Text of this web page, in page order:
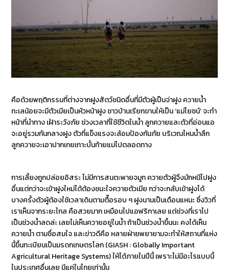
คือด้วยพฤติกรรมที่ต่างจากฝูงสัตว์ชนิดอื่นที่มีตัวผู้เป็นจ่าฝูง ควายน้ำ
ทะเลน้อยจะมีตัวเมียเป็นหัวหน้าฝูง ชาวบ้านเรียกขานให้เป็น ‘แม่โยชน์’ จะทำ
หน้าที่นำทาง เฝ้าระวังภัย ช่วงเวลาที่ใช้ชีวิตในน้ำ ลูกควายและตัวที่อ่อนแอ
จะอยู่รวมกันกลางฝูง ตัวที่แข็งแรงจะล้อมป้องกันภัย บริเวณไหนน้ำลึก
ลูกควายจะเอาปากเกยเกาะบั้นท้ายแม่ไปตลอดทาง
การเลี้ยงถูกปล่อยอิสระ ไม่มีการสนตะพายจมูก ควายตัวผู้จึงมักหนีไปฝูง
อื่นแต่กว่าจะเข้าฝูงใหม่ได้ต้องชนะใจควายตัวเมีย กว่าจะกลับเข้าฝูงได้
บางครั้งตัวผู้ต้องใช้เวลาเดินตามตื๊อรอบ ๆ ฝูงนานเป็นเดือนแหนะ ซึ่งวิวที่
เราเห็นจากระยะไกล คือสวยมาก เหมือนไปแอฟริกาเลย แต่ช่วงที่เราไป
เป็นช่วงน้ำลดล่ะ เลยไม่เห็นควายอยู่ในน้ำ ถ้าเป็นช่วงน้ำขึ้นนะ คงได้เห็น
ควายน้ำ ตามชื่อสมใจ และข่าวดีคือ หลายฝ่ายพยายามจะทำให้สถานที่แห่ง
นี้ขึ้นทะเบียนเป็นมรดกเกษตรโลก (GIASH : Globally Important
Agricultural Heritage Systems) ให้ได้ภายในปีนี้ เพราะไม่มีอะไรแบบนี้
ในประเทศอื่นเลย มีแค่ในไทยเท่านั้น